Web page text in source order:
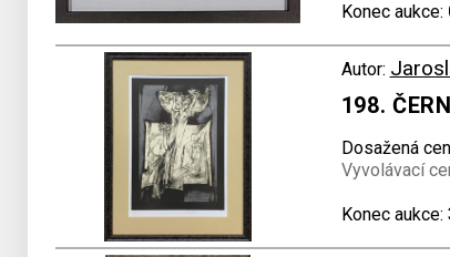
Konec aukce:
Autor:
198.
Dosažená
Vyvolávací
Konec aukce: